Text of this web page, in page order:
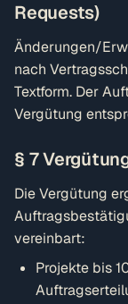
Requests)
Änderungen/
nach
Textform. Der
Vergütung
§ 7
Die Vergütung
vereinbart:
Projekte bis